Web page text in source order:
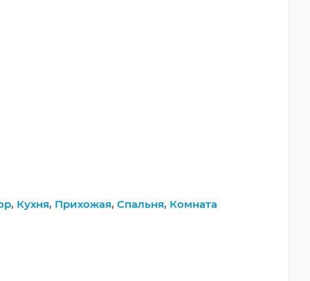
, Кухня, Прихожая, Спальня, Комната